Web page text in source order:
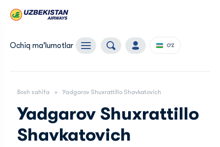
Ochiq ma'lumotlar O'Z
Bosh sahifa Yadgarov Shuxrattillo Shavkatovich
Yadgarov Shuxrattillo
Shavkatovich